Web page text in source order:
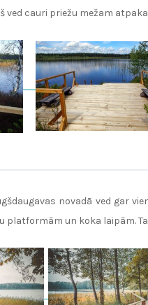
ved cauri priežu mežam
novadā ved gar
platformām un koka laipām.